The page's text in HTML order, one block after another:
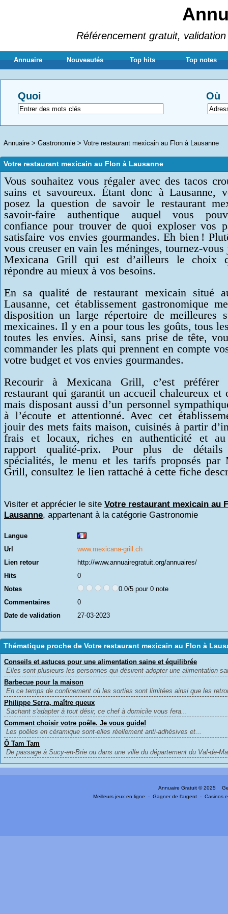
Référencement gratuit,
Annuaire Nouveautés Top hits Top notes
Quoi Où
Annuaire > Gastronomie > Votre restaurant mexicain au Flon à Lausanne
Votre restaurant mexicain au Flon à Lausanne
Vous souhaitez vous régaler avec des tacos
sains et savoureux. Étant donc à Lausanne,
posez la question de savoir le restaurant
savoir-faire authentique auquel vous
confiance pour trouver de quoi exploser vos
satisfaire vos envies gourmandes. Eh bien !
vous creuser en vain les méninges, tournez-vous
Mexicana Grill qui est d’ailleurs le choix
répondre au mieux à vos besoins.
En sa qualité de restaurant mexicain situé
Lausanne, cet établissement gastronomique
disposition un large répertoire de meilleures
mexicaines. Il y en a pour tous les goûts, tous
toutes les envies. Ainsi, sans prise de tête,
commander les plats qui prennent en compte
votre budget et vos envies gourmandes.
Recourir à Mexicana Grill, c’est préférer
restaurant qui garantit un accueil chaleureux et
mais disposant aussi d’un personnel
à l’écoute et attentionné. Avec cet
jouir des mets faits maison, cuisinés à partir
frais et locaux, riches en authenticité et
rapport qualité-prix. Pour plus de
spécialités, le menu et les tarifs proposés par
Grill, consultez le lien rattaché à cette fiche
Visiter et apprécier le site Votre restaurant mexicain au
Lausanne, appartenant à la catégorie Gastronomie
Langue
Url
www.mexicana-grill.ch
Lien retour
http://www.annuairegratuit.org/annuaires/
Hits
0
Notes
0.0/5 pour 0 note
Commentaires
0
Date de validation
27-03-2023
Thématique proche de Votre restaurant mexicain au Flon à
Conseils et astuces pour une alimentation saine et équilibrée
Elles sont plusieurs les personnes qui désirent adopter une alimentation
Barbecue pour la maison
En ce temps de confinement où les sorties sont limitées ainsi que les
Philippe Serra, maître queux
Sachant s'adapter à tout désir, ce chef à domicile vous fera...
Comment choisir votre poêle. Je vous guide!
Les poêles en céramique sont-elles réellement anti-adhésives et...
Ô Tam Tam
De passage à Sucy-en-Brie ou dans une ville du département du Val-de-
Annuaire Gratuit © 2025
Meilleurs jeux en ligne
-Gagner de l'argent -Casinos